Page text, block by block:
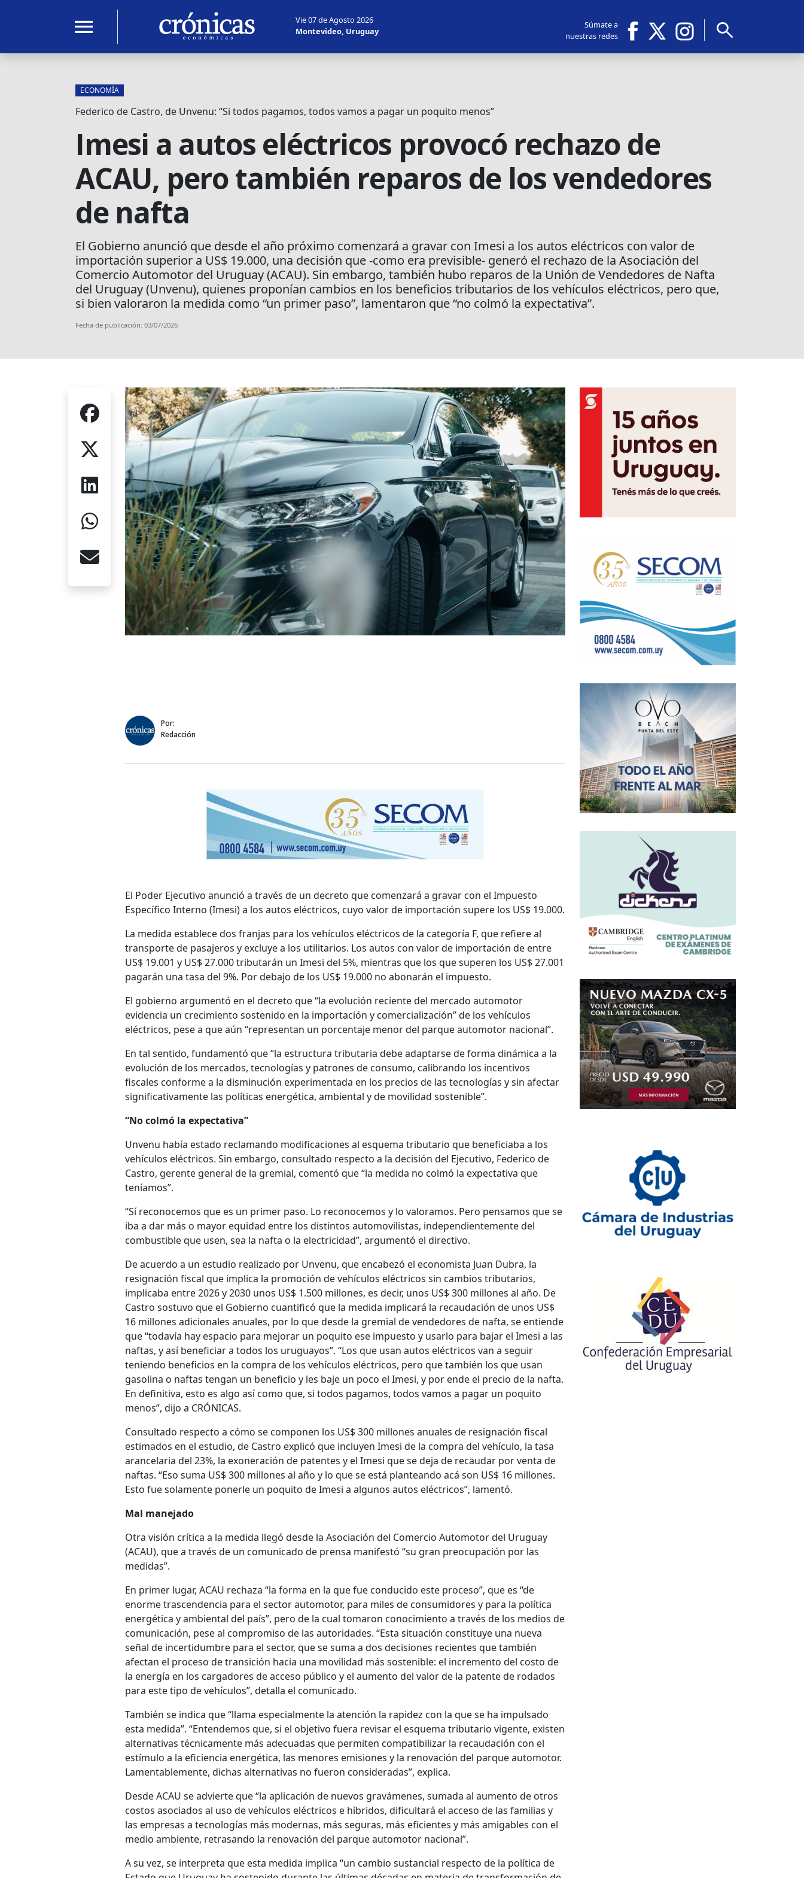
menu
Vie 07 de Agosto 2026
Montevideo, Uruguay
Súmate a
nuestras redes
search
ECONOMÍA
Federico de Castro, de Unvenu: “Si todos pagamos, todos vamos a pagar un poquito menos”
Imesi a autos eléctricos provocó rechazo de
ACAU, pero también reparos de los vendedores
de nafta
El Gobierno anunció que desde el año próximo comenzará a gravar con Imesi a los autos eléctricos con valor de
importación superior a US$ 19.000, una decisión que -como era previsible- generó el rechazo de la Asociación del
Comercio Automotor del Uruguay (ACAU). Sin embargo, también hubo reparos de la Unión de Vendedores de Nafta
del Uruguay (Unvenu), quienes proponían cambios en los beneficios tributarios de los vehículos eléctricos, pero que,
si bien valoraron la medida como “un primer paso”, lamentaron que “no colmó la expectativa”.
Fecha de publicación: 03/07/2026
Por:
Redacción
El Poder Ejecutivo anunció a través de un decreto que comenzará a gravar con el Impuesto
Específico Interno (Imesi) a los autos eléctricos, cuyo valor de importación supere los US$ 19.000.
La medida establece dos franjas para los vehículos eléctricos de la categoría F, que refiere al
transporte de pasajeros y excluye a los utilitarios. Los autos con valor de importación de entre
US$ 19.001 y US$ 27.000 tributarán un Imesi del 5%, mientras que los que superen los US$ 27.001
pagarán una tasa del 9%. Por debajo de los US$ 19.000 no abonarán el impuesto.
El gobierno argumentó en el decreto que “la evolución reciente del mercado automotor
evidencia un crecimiento sostenido en la importación y comercialización” de los vehículos
eléctricos, pese a que aún “representan un porcentaje menor del parque automotor nacional”.
En tal sentido, fundamentó que “la estructura tributaria debe adaptarse de forma dinámica a la
evolución de los mercados, tecnologías y patrones de consumo, calibrando los incentivos
fiscales conforme a la disminución experimentada en los precios de las tecnologías y sin afectar
significativamente las políticas energética, ambiental y de movilidad sostenible”.
“No colmó la expectativa”
Unvenu había estado reclamando modificaciones al esquema tributario que beneficiaba a los
vehículos eléctricos. Sin embargo, consultado respecto a la decisión del Ejecutivo, Federico de
Castro, gerente general de la gremial, comentó que “la medida no colmó la expectativa que
teníamos”.
“Sí reconocemos que es un primer paso. Lo reconocemos y lo valoramos. Pero pensamos que se
iba a dar más o mayor equidad entre los distintos automovilistas, independientemente del
combustible que usen, sea la nafta o la electricidad”, argumentó el directivo.
De acuerdo a un estudio realizado por Unvenu, que encabezó el economista Juan Dubra, la
resignación fiscal que implica la promoción de vehículos eléctricos sin cambios tributarios,
implicaba entre 2026 y 2030 unos US$ 1.500 millones, es decir, unos US$ 300 millones al año. De
Castro sostuvo que el Gobierno cuantificó que la medida implicará la recaudación de unos US$
16 millones adicionales anuales, por lo que desde la gremial de vendedores de nafta, se entiende
que “todavía hay espacio para mejorar un poquito ese impuesto y usarlo para bajar el Imesi a las
naftas, y así beneficiar a todos los uruguayos”. “Los que usan autos eléctricos van a seguir
teniendo beneficios en la compra de los vehículos eléctricos, pero que también los que usan
gasolina o naftas tengan un beneficio y les baje un poco el Imesi, y por ende el precio de la nafta.
En definitiva, esto es algo así como que, si todos pagamos, todos vamos a pagar un poquito
menos”, dijo a CRÓNICAS.
Consultado respecto a cómo se componen los US$ 300 millones anuales de resignación fiscal
estimados en el estudio, de Castro explicó que incluyen Imesi de la compra del vehículo, la tasa
arancelaria del 23%, la exoneración de patentes y el Imesi que se deja de recaudar por venta de
naftas. “Eso suma US$ 300 millones al año y lo que se está planteando acá son US$ 16 millones.
Esto fue solamente ponerle un poquito de Imesi a algunos autos eléctricos”, lamentó.
Mal manejado
Otra visión crítica a la medida llegó desde la Asociación del Comercio Automotor del Uruguay
(ACAU), que a través de un comunicado de prensa manifestó “su gran preocupación por las
medidas”.
En primer lugar, ACAU rechaza “la forma en la que fue conducido este proceso”, que es “de
enorme trascendencia para el sector automotor, para miles de consumidores y para la política
energética y ambiental del país”, pero de la cual tomaron conocimiento a través de los medios de
comunicación, pese al compromiso de las autoridades. “Esta situación constituye una nueva
señal de incertidumbre para el sector, que se suma a dos decisiones recientes que también
afectan el proceso de transición hacia una movilidad más sostenible: el incremento del costo de
la energía en los cargadores de acceso público y el aumento del valor de la patente de rodados
para este tipo de vehículos”, detalla el comunicado.
También se indica que “llama especialmente la atención la rapidez con la que se ha impulsado
esta medida”. “Entendemos que, si el objetivo fuera revisar el esquema tributario vigente, existen
alternativas técnicamente más adecuadas que permiten compatibilizar la recaudación con el
estímulo a la eficiencia energética, las menores emisiones y la renovación del parque automotor.
Lamentablemente, dichas alternativas no fueron consideradas”, explica.
Desde ACAU se advierte que “la aplicación de nuevos gravámenes, sumada al aumento de otros
costos asociados al uso de vehículos eléctricos e híbridos, dificultará el acceso de las familias y
las empresas a tecnologías más modernas, más seguras, más eficientes y más amigables con el
medio ambiente, retrasando la renovación del parque automotor nacional”.
A su vez, se interpreta que esta medida implica “un cambio sustancial respecto de la política de